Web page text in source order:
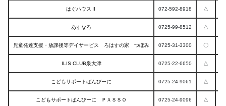
はぐハウスⅡ 072-592-8918 △
あすなろ 0725-99-8512 △
児童発達支援・放課後等デイサービス ろはすの家 つぼみ 0725-31-3300 〇
ILIS CLUB泉大津 0725-22-6650 △
こどもサポートばんびーに 0725-24-9061 △
こどもサポートばんびーに ＰＡＳＳＯ 0725-24-9096 △